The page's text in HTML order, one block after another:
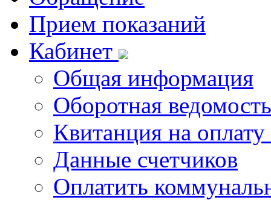
Прием показаний
Кабинет
Общая информация
Оборотная ведомость
Квитанция на
Данные счетчиков
Оплатить